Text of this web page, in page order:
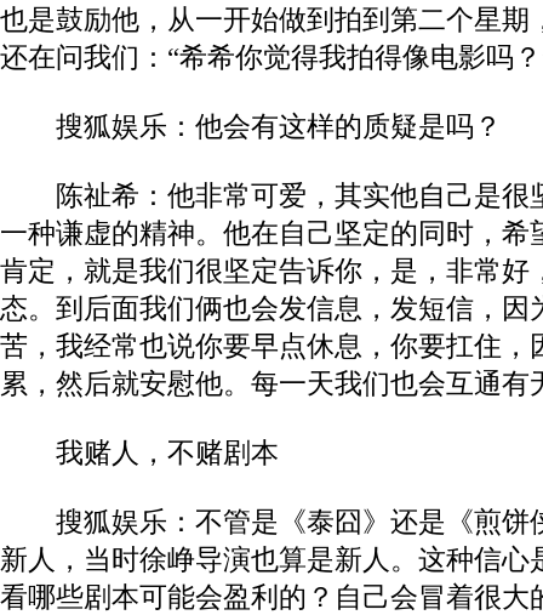
也是鼓励他，从一开始做到拍到第二个星期
还在问我们：“希希你觉得我拍得像电影吗
搜狐娱乐：他会有这样的质疑是吗？
陈祉希：他非常可爱，其实他自己是很
一种谦虚的精神。他在自己坚定的同时，希
肯定，就是我们很坚定告诉你，是，非常好
态。到后面我们俩也会发信息，发短信，因
苦，我经常也说你要早点休息，你要扛住，
累，然后就安慰他。每一天我们也会互通有
我赌人，不赌剧本
搜狐娱乐：不管是《泰囧》还是《煎饼
新人，当时徐峥导演也算是新人。这种信心
看哪些剧本可能会盈利的？自己会冒着很大